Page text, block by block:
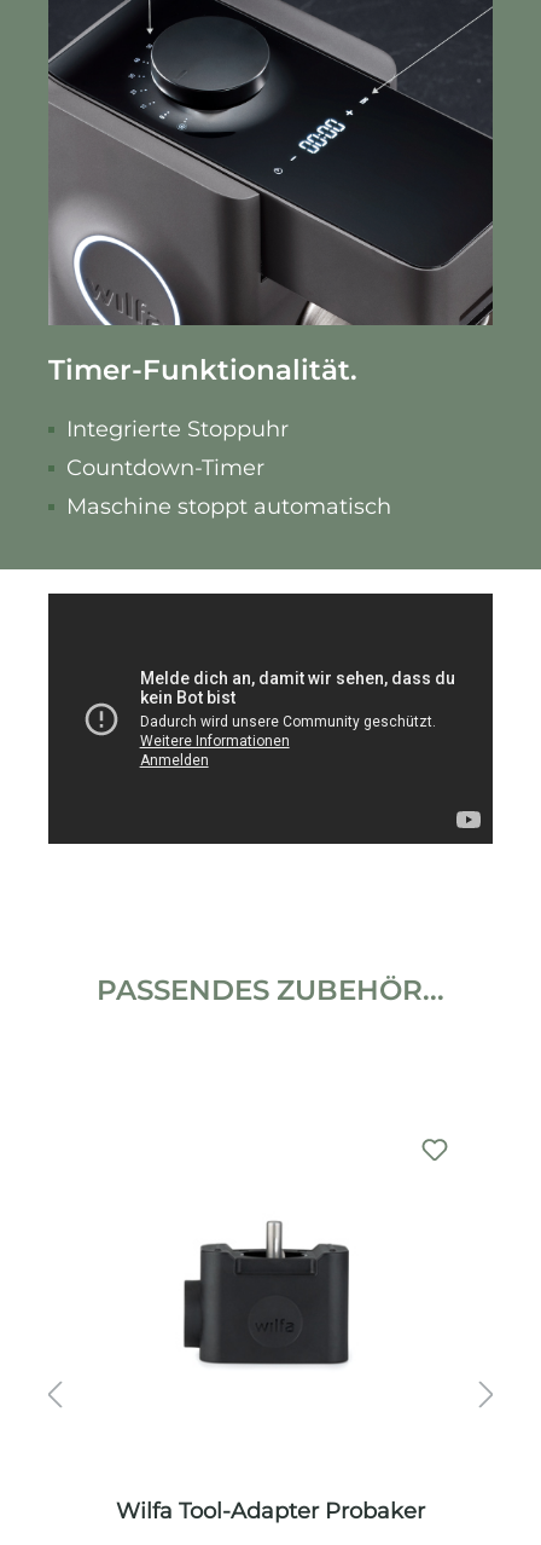
Timer-Funktionalität.
Integrierte Stoppuhr
Countdown-Timer
Maschine stoppt automatisch
PASSENDES ZUBEHÖR...
Wilfa Tool-Adapter Probaker